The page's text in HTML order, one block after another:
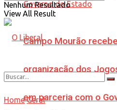
Campo Mourão
organização dos
em parceria com o
Nenhum Resultado
View All Result
Home Geral